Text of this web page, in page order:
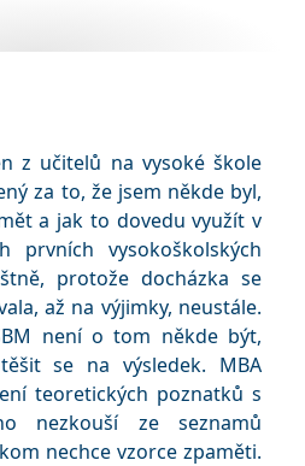
z učitelů na vysoké škole
za to, že jsem někde byl,
a jak to dovedu využít v
prvních vysokoškolských
protože docházka se
až na výjimky, neustále.
není o tom někde být,
se na výsledek. MBA
teoretických poznatků s
nezkouší ze seznamů
nechce vzorce zpaměti.